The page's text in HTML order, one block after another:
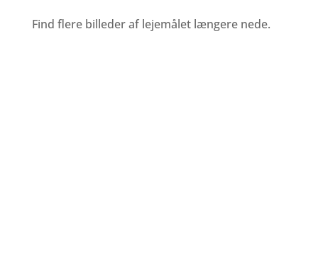
Find flere billeder af lejemålet længere nede.